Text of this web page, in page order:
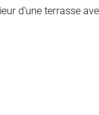
d'une terrasse